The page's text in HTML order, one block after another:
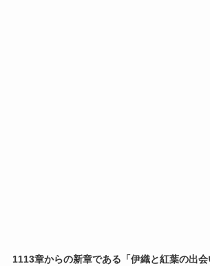
1113章からの新章である「伊織と紅葉の出会